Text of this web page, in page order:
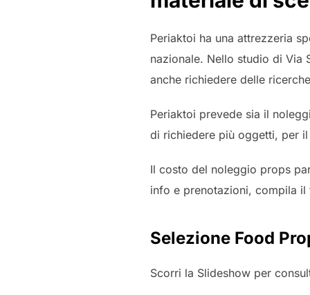
Periaktoi ha una attrezzeria
nazionale. Nello studio di Via
anche richiedere delle
Periaktoi prevede sia il
di richiedere più oggetti, per
Il costo del noleggio props
info e prenotazioni, compila il
Selezione Food
Scorri la Slideshow per